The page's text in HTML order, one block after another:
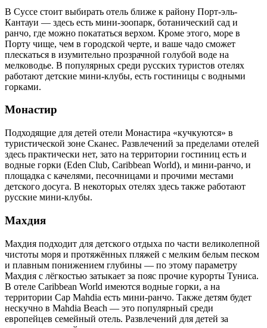
В Суссе стоит выбирать отель ближе к району Порт-эль-
Кантауи — здесь есть мини-зоопарк, ботанический сад и
ранчо, где можно покататься верхом. Кроме этого, море в
Порту чище, чем в городской черте, и ваше чадо сможет
плескаться в изумительно прозрачной голубой воде на
мелководье. В популярных среди русских туристов отелях
работают детские мини-клубы, есть гостиницы с водными
горками.
Монастир
Подходящие для детей отели Монастира «кучкуются» в
туристической зоне Сканес. Развлечений за пределами отелей
здесь практически нет, зато на территории гостиниц есть и
водные горки (Eden Club, Caribbean World), и мини-ранчо, и
площадка с качелями, песочницами и прочими местами
детского досуга. В некоторых отелях здесь также работают
русские мини-клубы.
Махдия
Махдия подходит для детского отдыха по части великолепной
чистоты моря и протяжённых пляжей с мелким белым песком
и плавным понижением глубины — по этому параметру
Махдия с лёгкостью затыкает за пояс прочие курорты Туниса.
В отеле Caribbean World имеются водные горки, а на
территории Cap Mahdia есть мини-ранчо. Также детям будет
нескучно в Mahdia Beach — это популярный среди
европейцев семейный отель. Развлечений для детей за